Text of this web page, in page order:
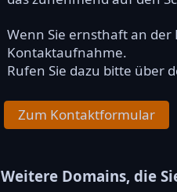
Wenn Sie ernsthaft an der
Kontaktaufnahme.
Rufen Sie dazu bitte über
Zum Kontaktformular
Weitere Domains, die